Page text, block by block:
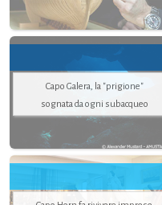
Capo Galera, la "prigione"
sognata da ogni subacqueo